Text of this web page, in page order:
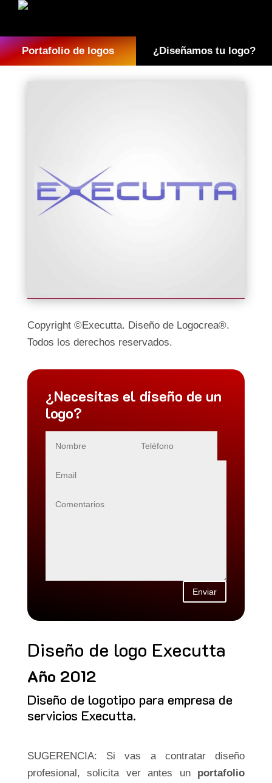
Portafolio de logos ¿Diseñamos tu logo?
Copyright ©Executta. Diseño de Logocrea®.
Todos los derechos reservados.
¿Necesitas el diseño de un
logo?
Enviar
Diseño de logo Executta
Año 2012
Diseño de logotipo para empresa de
servicios Executta.
SUGERENCIA: Si vas a contratar diseño
profesional, solicita ver antes un portafolio